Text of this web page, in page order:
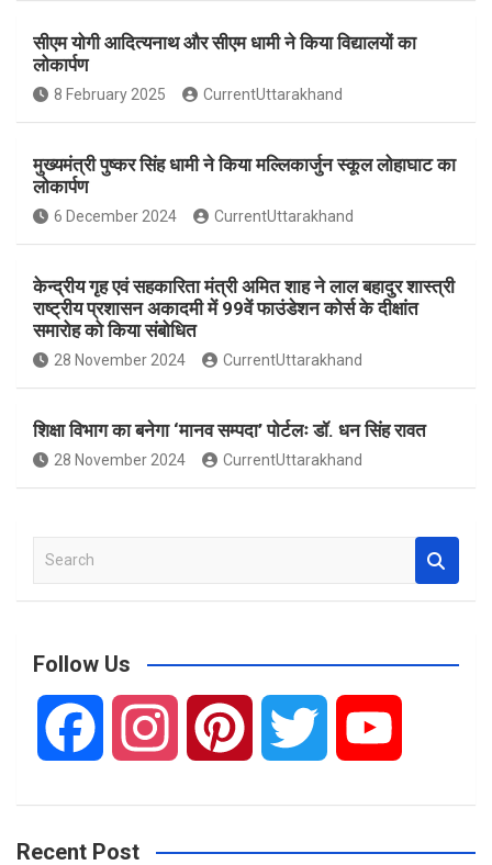
ce
b
o
o
k
s
A
p
p
ar
e
सीएम योगी आदित्यनाथ और सीएम धामी ने किया विद्यालयों का
लोकार्पण
8 February 2025 CurrentUttarakhand
मुख्यमंत्री पुष्कर सिंह धामी ने किया मल्लिकार्जुन स्कूल लोहाघाट का
लोकार्पण
6 December 2024 CurrentUttarakhand
केन्द्रीय गृह एवं सहकारिता मंत्री अमित शाह ने लाल बहादुर शास्त्री
राष्ट्रीय प्रशासन अकादमी में 99वें फाउंडेशन कोर्स के दीक्षांत
समारोह को किया संबोधित
28 November 2024 CurrentUttarakhand
शिक्षा विभाग का बनेगा ‘मानव सम्पदा’ पोर्टलः डॉ. धन सिंह रावत
28 November 2024 CurrentUttarakhand
a
c
Follow Us
c s n i u
Recent Post